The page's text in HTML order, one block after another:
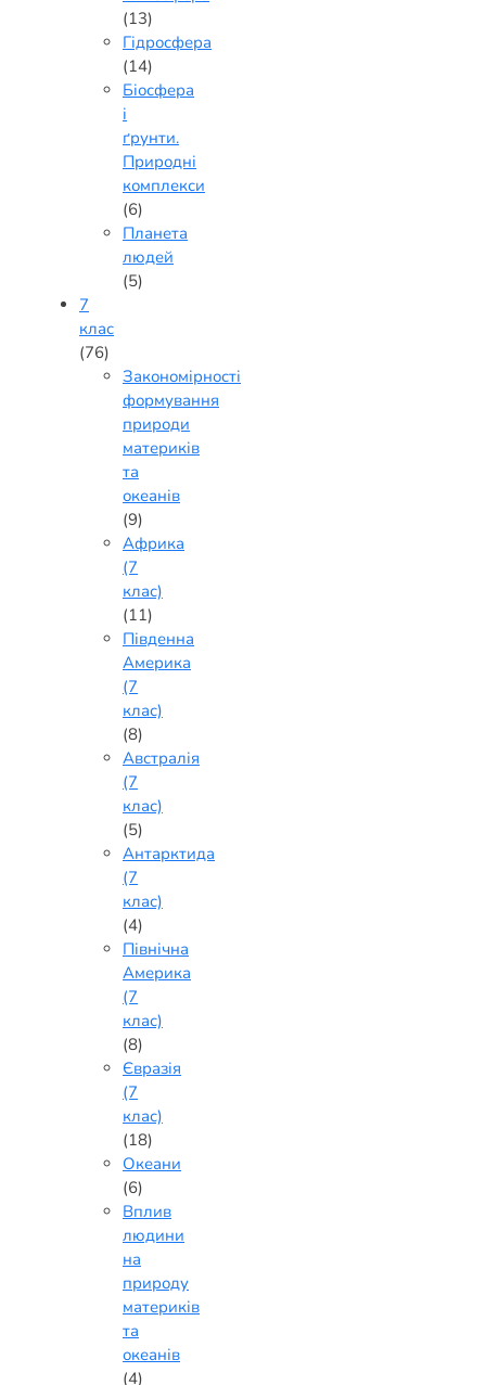
(13)
Гідросфера
(14)
Біосфера
і
ґрунти.
Природні
комплекси
(6)
Планета
людей
(5)
7
клас
(76)
Закономірності
формування
природи
материків
та
океанів
(9)
Африка
(7
клас)
(11)
Південна
Америка
(7
клас)
(8)
Австралія
(7
клас)
(5)
Антарктида
(7
клас)
(4)
Північна
Америка
(7
клас)
(8)
Євразія
(7
клас)
(18)
Океани
(6)
Вплив
людини
на
природу
материків
та
океанів
(4)